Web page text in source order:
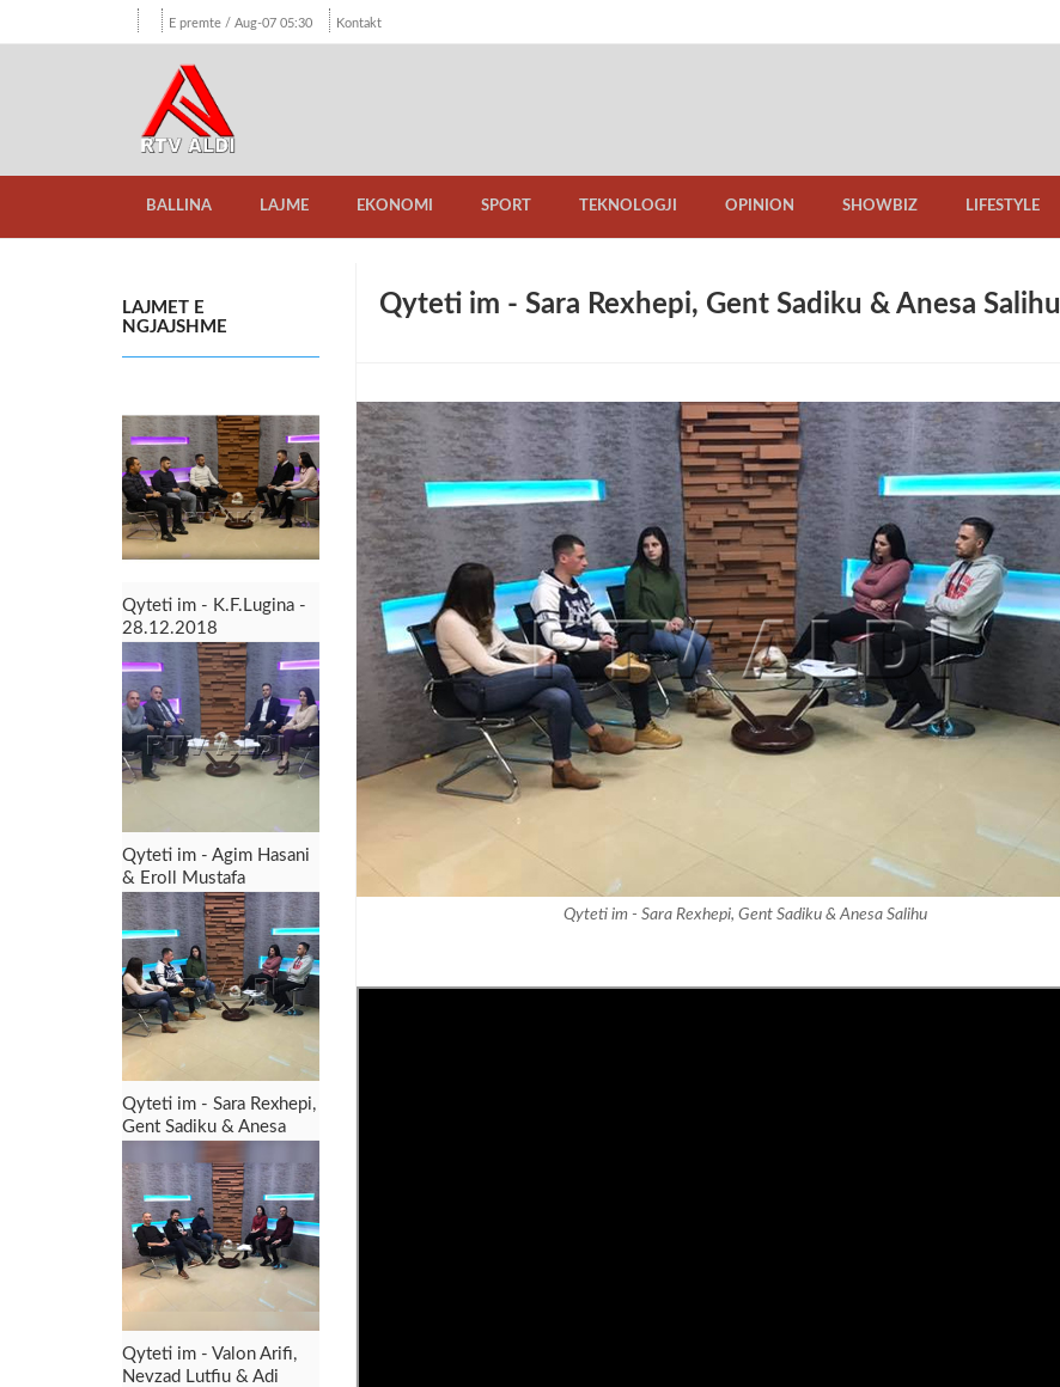
E premte / Aug-07 05:30 Kontakt
BALLINA LAJME EKONOMI SPORT TEKNOLOGJI OPINION SHOWBIZ LIFESTYLE
LAJMET E
NGJAJSHME
Qyteti im - K.F.Lugina -
28.12.2018
Qyteti im - Agim Hasani
& Eroll Mustafa
24.12.2018
Qyteti im - Sara Rexhepi,
Gent Sadiku & Anesa
Qyteti im - Valon Arifi,
Nevzad Lutfiu & Adi
Qyteti im - Sara Rexhepi, Gent Sadiku & Anesa Salihu
Qyteti im - Sara Rexhepi, Gent Sadiku & Anesa Salihu